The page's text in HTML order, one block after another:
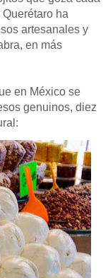
ha
artesanales y
en más
en México se
genuinos, diez